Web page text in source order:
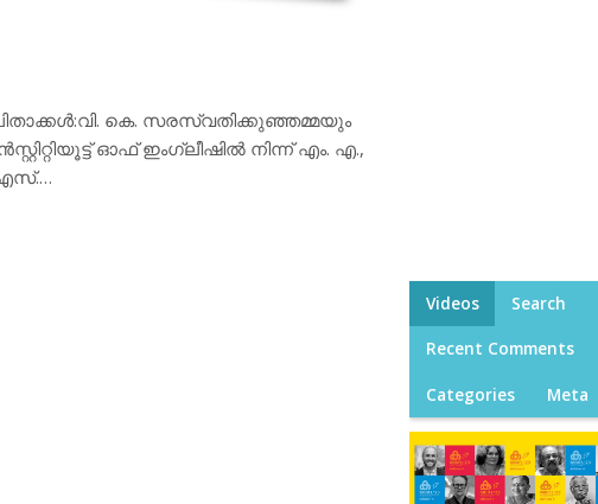
കെ. സരസ്വതിക്കുഞ്ഞമ്മയും
ഓഫ് ഇംഗ്ലീഷില്‍ നിന്ന് എം. എ.,
Videos Search
Recent Comments
Categories Meta